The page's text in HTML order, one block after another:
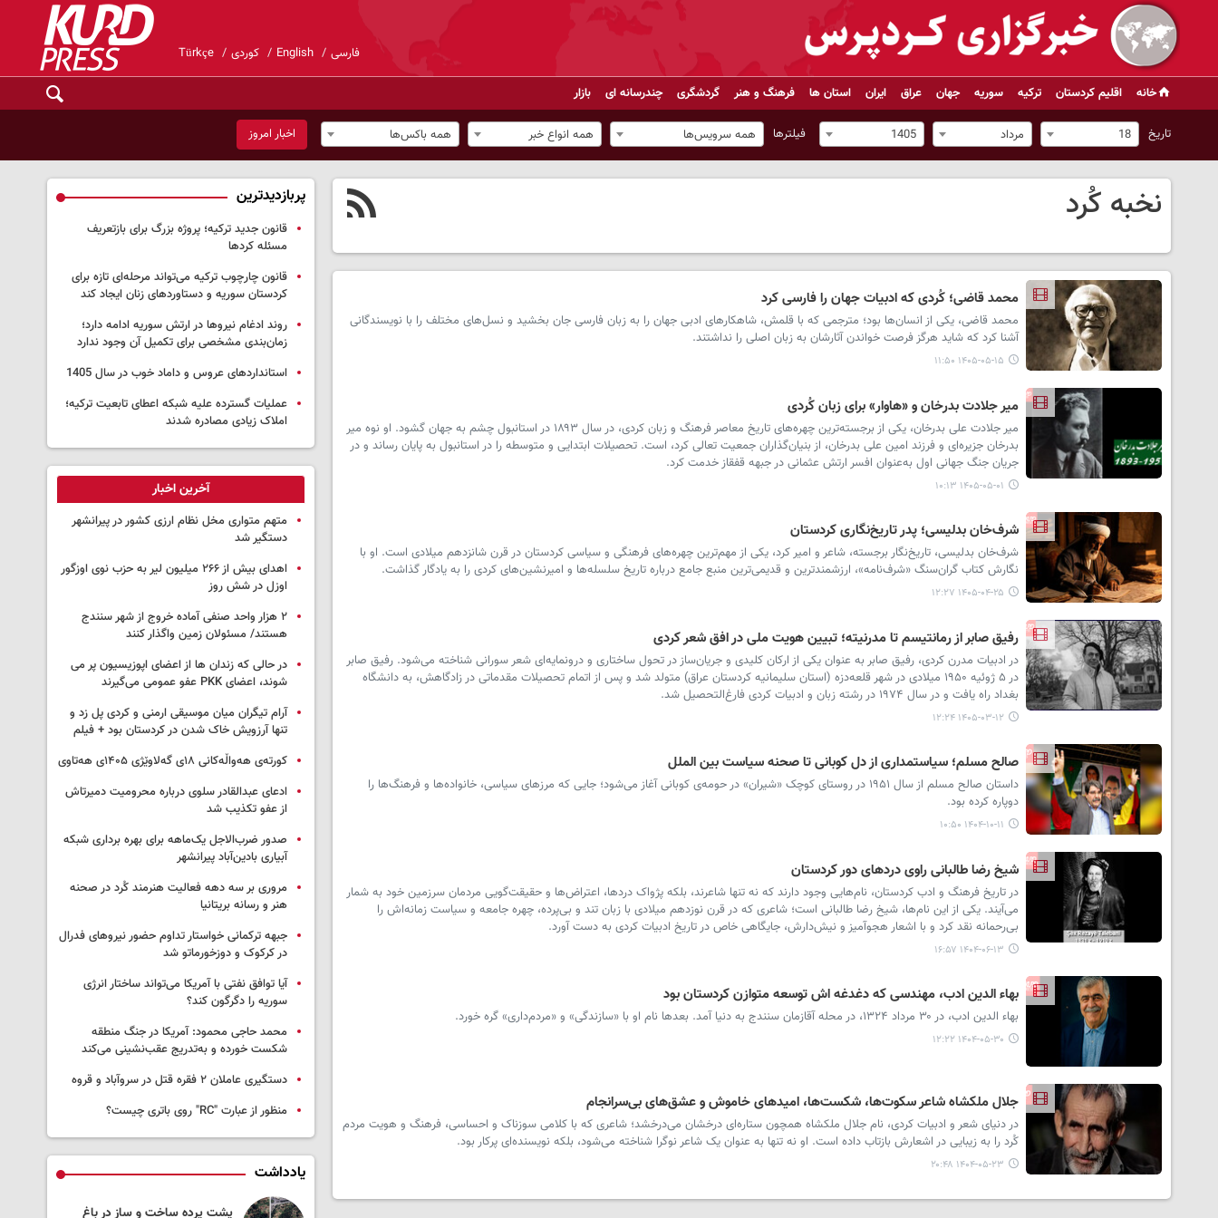
فارسی English کوردی Türkçe
خانه اقلیم کردستان ترکیه سوریه جهان عراق ایران استان ها فرهنگ و هنر گردشگری چندرسانه ای بازار
تاریخ 18 مرداد 1405 فیلترها همه سرویس‌ها همه انواع خبر همه باکس‌ها اخبار امروز
نخبه کُرد
محمد قاضی؛ کُردی که ادبیات جهان را فارسی کرد
محمد قاضی، یکی از انسان‌ها بود؛ مترجمی که با قلمش، شاهکارهای ادبی جهان را به زبان فارسی جان بخشید و نسل‌های مختلف را با نویسندگانی
آشنا کرد که شاید هرگز فرصت خواندن آثارشان به زبان اصلی را نداشتند.
۱۴۰۵-۰۵-۱۵ ۱۱:۵۰
میر جلادت بدرخان و «هاوار» برای زبان کُردی
میر جلادت علی بدرخان، یکی از برجسته‌ترین چهره‌های تاریخ معاصر فرهنگ و زبان کردی، در سال ۱۸۹۳ در استانبول چشم به جهان گشود. او نوه میر
بدرخان جزیره‌ای و فرزند امین علی بدرخان، از بنیان‌گذاران جمعیت تعالی کرد، است. تحصیلات ابتدایی و متوسطه را در استانبول به پایان رساند و در
جریان جنگ جهانی اول به‌عنوان افسر ارتش عثمانی در جبهه قفقاز خدمت کرد.
۱۴۰۵-۰۵-۰۱ ۱۰:۱۳
شرف‌خان بدلیسی؛ پدر تاریخ‌نگاری کردستان
شرف‌خان بدلیسی، تاریخ‌نگار برجسته، شاعر و امیر کرد، یکی از مهم‌ترین چهره‌های فرهنگی و سیاسی کردستان در قرن شانزدهم میلادی است. او با
نگارش کتاب گران‌سنگ «شرف‌نامه»، ارزشمندترین و قدیمی‌ترین منبع جامع درباره تاریخ سلسله‌ها و امیرنشین‌های کردی را به یادگار گذاشت.
۱۴۰۵-۰۴-۲۵ ۱۲:۲۷
رفیق صابر از رمانتیسم تا مدرنیته؛ تبیین هویت ملی در افق شعر کردی
در ادبیات مدرن کردی، رفیق صابر به عنوان یکی از ارکان کلیدی و جریان‌ساز در تحول ساختاری و درونمایه‌ای شعر سورانی شناخته می‌شود. رفیق صابر
در ۵ ژوئیه ۱۹۵۰ میلادی در شهر قلعه‌دزه (استان سلیمانیه کردستان عراق) متولد شد و پس از اتمام تحصیلات مقدماتی در زادگاهش، به دانشگاه
بغداد راه یافت و در سال ۱۹۷۴ در رشته زبان و ادبیات کردی فارغ‌التحصیل شد.
۱۴۰۵-۰۳-۱۲ ۱۲:۲۴
صالح مسلم؛ سیاستمداری از دل کوبانی تا صحنه سیاست بین الملل
داستان صالح مسلم از سال ۱۹۵۱ در روستای کوچک «شیران» در حومه‌ی کوبانی آغاز می‌شود؛ جایی که مرزهای سیاسی، خانواده‌ها و فرهنگ‌ها را
دوپاره کرده بود.
۱۴۰۴-۱۰-۱۱ ۱۰:۵۰
شیخ رضا طالبانی راوی دردهای دور کردستان
در تاریخ فرهنگ و ادب کردستان، نام‌هایی وجود دارند که نه تنها شاعرند، بلکه پژواک دردها، اعتراض‌ها و حقیقت‌گویی مردمان سرزمین خود به شمار
می‌آیند. یکی از این نام‌ها، شیخ رضا طالبانی است؛ شاعری که در قرن نوزدهم میلادی با زبان تند و بی‌پرده، چهره جامعه و سیاست زمانه‌اش را
بی‌رحمانه نقد کرد و با اشعار هجوآمیز و نیش‌دارش، جایگاهی خاص در تاریخ ادبیات کردی به دست آورد.
۱۴۰۴-۰۶-۱۳ ۱۶:۵۷
بهاء الدین ادب، مهندسی که دغدغه اش توسعه متوازن کردستان بود
بهاء الدین ادب، در ۳۰ مرداد ۱۳۲۴، در محله آقازمان سنندج به دنیا آمد. بعدها نام او با «سازندگی» و «مردم‌داری» گره خورد.
۱۴۰۴-۰۵-۳۰ ۱۲:۲۲
جلال ملکشاه شاعر سکوت‌ها، شکست‌ها، امیدهای خاموش و عشق‌های بی‌سرانجام
در دنیای شعر و ادبیات کردی، نام جلال ملکشاه همچون ستاره‌ای درخشان می‌درخشد؛ شاعری که با کلامی سوزناک و احساسی، فرهنگ و هویت مردم
کُرد را به زیبایی در اشعارش بازتاب داده است. او نه تنها به عنوان یک شاعر نوگرا شناخته می‌شود، بلکه نویسنده‌ای پرکار بود.
۱۴۰۴-۰۵-۲۳ ۲۰:۴۸
پربازدیدترین
قانون جدید ترکیه؛ پروژه بزرگ‌ برای بازتعریف
مسئله کردها
قانون چارچوب ترکیه می‌تواند مرحله‌ای تازه برای
کردستان سوریه و دستاوردهای زنان ایجاد کند
روند ادغام نیروها در ارتش سوریه ادامه دارد؛
زمان‌بندی مشخصی برای تکمیل آن وجود ندارد
استانداردهای عروس و داماد خوب در سال 1405
عملیات گسترده علیه شبکه اعطای تابعیت ترکیه؛
املاک زیادی مصادره شدند
آخرین اخبار
متهم متواری مخل نظام ارزی کشور در پیرانشهر
دستگیر شد
اهدای بیش از ۲۶۶ میلیون لیر به حزب نوی اوزگور
اوزل در شش روز
۲ هزار واحد صنفی آماده خروج از شهر سنندج
هستند/ مسئولان زمین واگذار کنند
در حالی که زندان ها از اعضای اپوزیسیون پر می
شوند، اعضای PKK عفو عمومی می‌گیرند
آرام تیگران میان موسیقی ارمنی و کردی پل زد و
تنها آرزویش خاک شدن در کردستان بود + فیلم
کورتەی هەواڵەکانی ۱۸ی گەلاوێژی ۱۴۰۵ی هەتاوی
ادعای عبدالقادر سلوی درباره محرومیت دمیرتاش
از عفو تکذیب شد
صدور ضرب‌الاجل یک‌ماهه برای بهره برداری شبکه
آبیاری بادین‌آباد پیرانشهر
مروری بر سه دهه فعالیت هنرمند کُرد در صحنه
هنر و رسانه بریتانیا
جبهه ترکمانی خواستار تداوم حضور نیروهای فدرال
در کرکوک و دوزخورماتو شد
آیا توافق نفتی با آمریکا می‌تواند ساختار انرژی
سوریه را دگرگون کند؟
محمد حاجی محمود: آمریکا در جنگ منطقه
شکست خورده و به‌تدریج عقب‌نشینی می‌کند
دستگیری عاملان ۲ فقره قتل در سروآباد و قروه
منظور از عبارت "RC" روی باتری چیست؟
یادداشت
پشت پرده ساخت و ساز در باغ